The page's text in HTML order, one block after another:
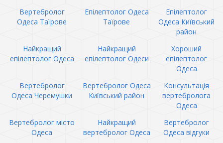
Вертебролог
Одеса Таїрове
Епілептолог Одеса
Таїрове
Епілептолог
Одеса Київський
район
Найкращий
епілептолог Одеса
Найкращий
епілептолог Одеси
Хороший
епілептолог
Одеса
Вертебролог
Одеса Черемушки
Вертебролог Одеса
Київський район
Консультація
вертебролога
Одеса
Вертебролог місто
Одеса
Найкращий
вертебролог Одеса
Вертебролог
Одеса відгуки